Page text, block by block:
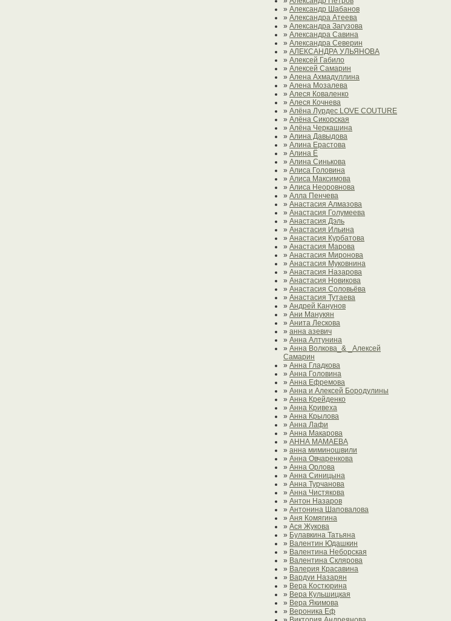
» Александр Шабанов
» Александра Атеева
» Александра Загузова
» Александра Савина
» Александра Северин
» АЛЕКСАНДРА УЛЬЯНОВА
» Алексей Габило
» Алексей Самарин
» Алена Ахмадуллина
» Алена Мозалева
» Алеся Коваленко
» Алеся Кочнева
» Алёна Лурдес LOVE COUTURE
» Алёна Сикорская
» Алёна Черкашина
» Алина Давыдова
» Алина Ерастова
» Алина Ё
» Алина Синькова
» Алиса Головина
» Алиса Максимова
» Алиса Неоровнова
» Алла Пенчева
» Анастасия Алмазова
» Анастасия Голумеева
» Анастасия Дэль
» Анастасия Ильина
» Анастасия Курбатова
» Анастасия Марова
» Анастасия Миронова
» Анастасия Муковнина
» Анастасия Назарова
» Анастасия Новикова
» Анастасия Соловьёва
» Анастасия Тутаева
» Андрей Канунов
» Ани Манукян
» Анита Лескова
» анна азевич
» Анна Алтунина
» Анна Волкова_& _Алексей
Самарин
» Анна Гладкова
» Анна Головина
» Анна Ефремова
» Анна и Алексей Бородулины
» Анна Крейденко
» Анна Кривеха
» Анна Крылова
» Анна Лафи
» Анна Макарова
» АННА МАМАЕВА
» анна миминошвили
» Анна Овчаренкова
» Анна Орлова
» Анна Синицына
» Анна Турчанова
» Анна Чистякова
» Антон Назаров
» Антонина Шаповалова
» Аня Комягина
» Ася Жукова
» Булавкина Татьяна
» Валентин Юдашкин
» Валентина Неборская
» Валентина Склярова
» Валерия Красавина
» Вардуи Назарян
» Вера Костюрина
» Вера Кульшицкая
» Вера Якимова
» Вероника Еф